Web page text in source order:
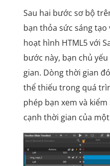
Sau hai bước sơ bộ
bạn thỏa sức sáng
hoạt hình HTML5 với
bước này, bạn chủ
gian. Dòng thời gian
thể thiếu trong quá
phép bạn xem và
cạnh thời gian của